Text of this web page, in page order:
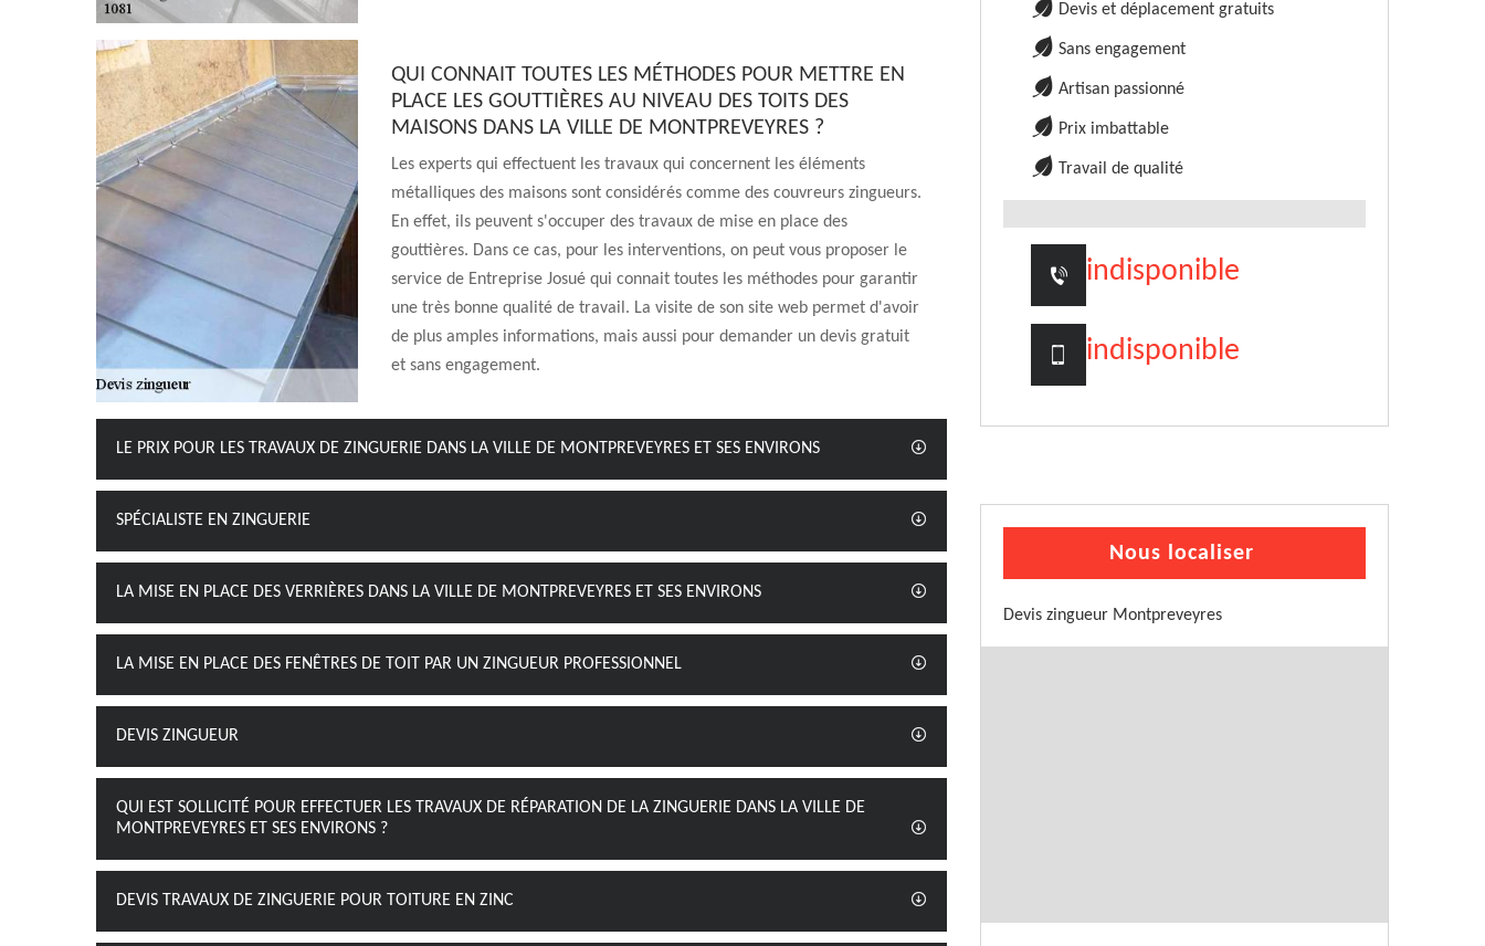
QUI CONNAIT TOUTES LES MÉTHODES POUR METTRE EN
PLACE LES GOUTTIÈRES AU NIVEAU DES TOITS DES
MAISONS DANS LA VILLE DE MONTPREVEYRES ?
Les experts qui effectuent les travaux qui concernent les éléments
métalliques des maisons sont considérés comme des couvreurs zingueurs.
En effet, ils peuvent s'occuper des travaux de mise en place des
gouttières. Dans ce cas, pour les interventions, on peut vous proposer le
service de Entreprise Josué qui connait toutes les méthodes pour garantir
une très bonne qualité de travail. La visite de son site web permet d'avoir
de plus amples informations, mais aussi pour demander un devis gratuit
et sans engagement.
LE PRIX POUR LES TRAVAUX DE ZINGUERIE DANS LA VILLE DE MONTPREVEYRES ET SES ENVIRONS
SPÉCIALISTE EN ZINGUERIE
LA MISE EN PLACE DES VERRIÈRES DANS LA VILLE DE MONTPREVEYRES ET SES ENVIRONS
LA MISE EN PLACE DES FENÊTRES DE TOIT PAR UN ZINGUEUR PROFESSIONNEL
DEVIS ZINGUEUR
QUI EST SOLLICITÉ POUR EFFECTUER LES TRAVAUX DE RÉPARATION DE LA ZINGUERIE DANS LA VILLE DE
MONTPREVEYRES ET SES ENVIRONS ?
DEVIS TRAVAUX DE ZINGUERIE POUR TOITURE EN ZINC
Devis et déplacement gratuits
Sans engagement
Artisan passionné
Prix imbattable
Travail de qualité
indisponible
indisponible
Nous localiser
Devis zingueur Montpreveyres